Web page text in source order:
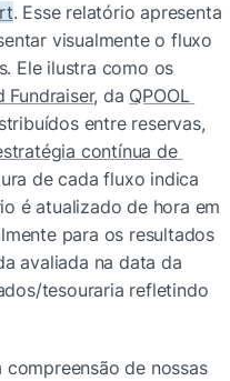
. Esse relatório apresenta
visualmente o fluxo
Ele ilustra como os
Fundraiser, da QPOOL
entre reservas,
contínua de
de cada fluxo indica
é atualizado de hora em
para os resultados
avaliada na data da
tesouraria refletindo
compreensão de nossas